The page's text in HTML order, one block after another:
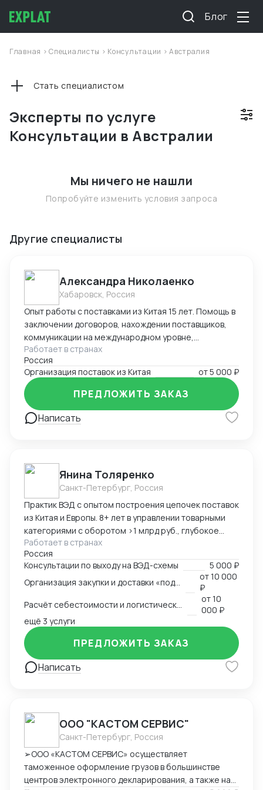
Блог
Главная >Специалисты > Консультации >Австралия
Эксперты по услуге
Консультации в Австралии
Стать специалистом
Мы ничего не нашли
Попробуйте изменить условия запроса
Другие специалисты
Александра Николаенко
Хабаровск, Россия
Опыт работы с поставками из Китая 15 лет. Помощь в
заключении договоров, нахождении поставщиков,
коммуникации на международном уровне,
понимание рынка, хорошие связи в Китае. Помощь в
организации Доставки. Склады в разных городах
Китая ( Гуанчжоу, суйфеньхе, фуюань) , проверенные
китайские посредники. ЗАВОЗ груза через Москву ,
Владивосток, Уссурийск.
Работает в странах
Россия
Организация поставок из Китая
от5 000 ₽
Написать
ПРЕДЛОЖИТЬ ЗАКАЗ
Янина Толяренко
Санкт-Петербург, Россия
Практик ВЭД с опытом построения цепочек поставок
из Китая и Европы. 8+ лет в управлении товарными
категориями с оборотом >1 млрд руб., глубокое
понимание коммерческой стороны закупок.
Ключевые компетенции: — Организация полного
цикла ВЭД «под ключ»: от поиска поставщика до
доставки на склад клиента — Работа с китайскими
поставщиками: переговоры, контроль качества,
оплата — Таможенное оформление, подбор
сертификации, подготовка документов —
Международная логистика: поиск брокеров, расчёт
маршрутов, мониторинг цен — Расчёт
себестоимости и контроль маржинальности сделок
— Опыт поставок в условиях санкционных
удалённая работа, полная автономность
Работает в странах
Россия
Консультации по выходу на ВЭД-схемы
5 000 ₽
от10 000
₽
от10
000 ₽
ещё 3 услуги
Написать
ПРЕДЛОЖИТЬ ЗАКАЗ
ООО "КАСТОМ СЕРВИС"
Санкт-Петербург, Россия
➢ООО «КАСТОМ СЕРВИС» осуществляет
таможенное оформление грузов в большинстве
центров электронного декларирования, а также на